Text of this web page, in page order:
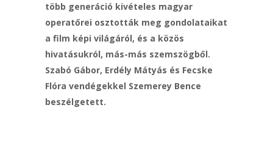
több generáció kivételes magyar
operatőrei osztották meg gondolataikat
a film képi világáról, és a közös
hivatásukról, más-más szemszögből.
Szabó Gábor, Erdély Mátyás és Fecske
Flóra vendégekkel Szemerey Bence
beszélgetett.